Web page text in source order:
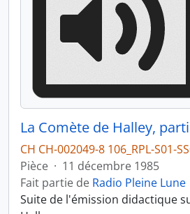
La Comète de Halley,
CH CH-002049-8 106_RPL-S01-
Pièce · 11 décembre 1985
Fait partie de Radio Pleine Lune
Suite de l'émission didactique